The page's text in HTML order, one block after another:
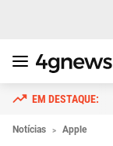
Notícias Apple